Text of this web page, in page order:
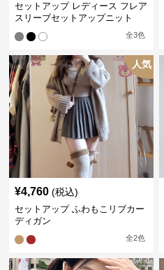
セットアップ レディース フレア
スリーブセットアップニット
全3色
人気
¥4,760 (税込)
セットアップ ふわもこリブカー
ディガン
全2色